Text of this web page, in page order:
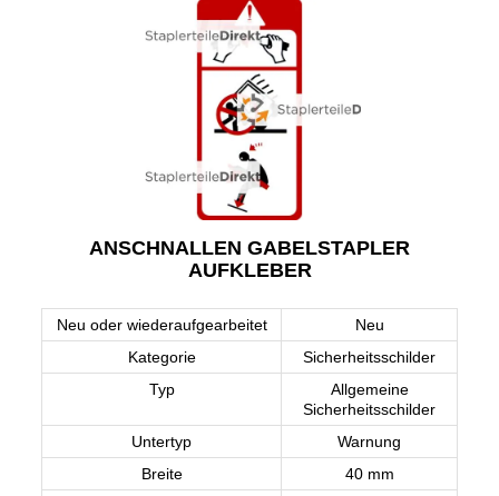
ANSCHNALLEN GABELSTAPLER
AUFKLEBER
Neu oder wiederaufgearbeitet
Neu
Kategorie
Sicherheitsschilder
Typ
Allgemeine
Sicherheitsschilder
Untertyp
Warnung
Breite
40 mm